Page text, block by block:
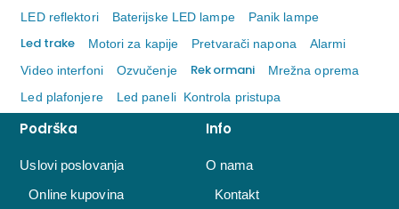
LED reflektori
Baterijske LED lampe Panik lampe
Led trake Motori za kapije Pretvarači napona
Alarmi
Video interfoni
Ozvučenje Rek ormani
Mrežna oprema
Led plafonjere
Led paneli Kontrola pristupa
Podrška
Uslovi poslovanja
Online kupovina
Info
O nama
Kontakt